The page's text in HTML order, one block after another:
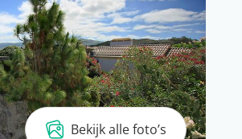
Bekijk alle foto’s